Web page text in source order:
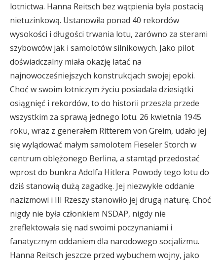
lotnictwa. Hanna Reitsch bez wątpienia była postacią
nietuzinkową. Ustanowiła ponad 40 rekordów
wysokości i długości trwania lotu, zarówno za sterami
szybowców jak i samolotów silnikowych. Jako pilot
doświadczalny miała okazję latać na
najnowocześniejszych konstrukcjach swojej epoki.
Choć w swoim lotniczym życiu posiadała dziesiątki
osiągnięć i rekordów, to do historii przeszła przede
wszystkim za sprawą jednego lotu. 26 kwietnia 1945
roku, wraz z generałem Ritterem von Greim, udało jej
się wylądować małym samolotem Fieseler Storch w
centrum oblężonego Berlina, a stamtąd przedostać
wprost do bunkra Adolfa Hitlera. Powody tego lotu do
dziś stanowią dużą zagadkę. Jej niezwykłe oddanie
nazizmowi i III Rzeszy stanowiło jej drugą naturę. Choć
nigdy nie była członkiem NSDAP, nigdy nie
zreflektowała się nad swoimi poczynaniami i
fanatycznym oddaniem dla narodowego socjalizmu.
Hanna Reitsch jeszcze przed wybuchem wojny, jako